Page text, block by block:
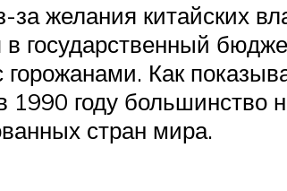
желания китайских
государственный
Как
году большинство
стран мира.